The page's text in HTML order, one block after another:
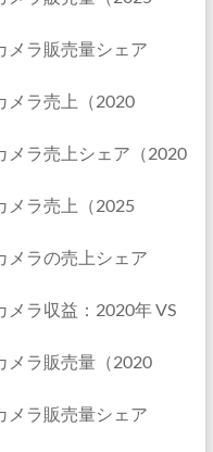
メラ販売量シェア
メラ売上（2020
メラ売上シェア（2020
メラ売上（2025
メラの売上シェア
メラ収益：2020年 VS
メラ販売量（2020
メラ販売量シェア